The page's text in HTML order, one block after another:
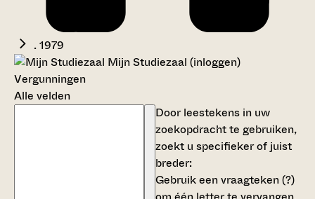
. 1979
Mijn Studiezaal (inloggen)
Vergunningen
Alle velden
Door leestekens in uw
zoekopdracht te gebruiken,
zoekt u specifieker of juist
breder:
Gebruik eenvraagteken (?)